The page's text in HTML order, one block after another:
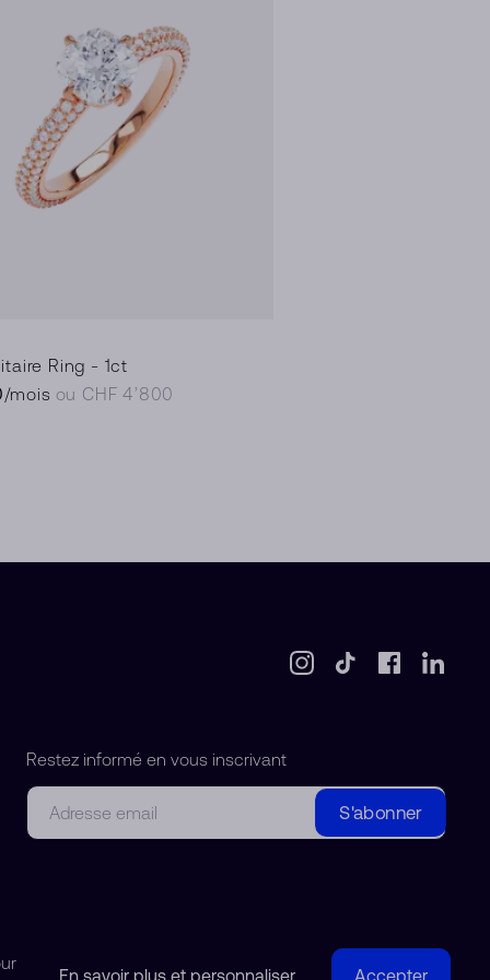
Ring - 1ct
/mois ou CHF 4’800
Restez informé en vous inscrivant
Courriel
S'abonner
Accepter
En savoir plus et personnaliser